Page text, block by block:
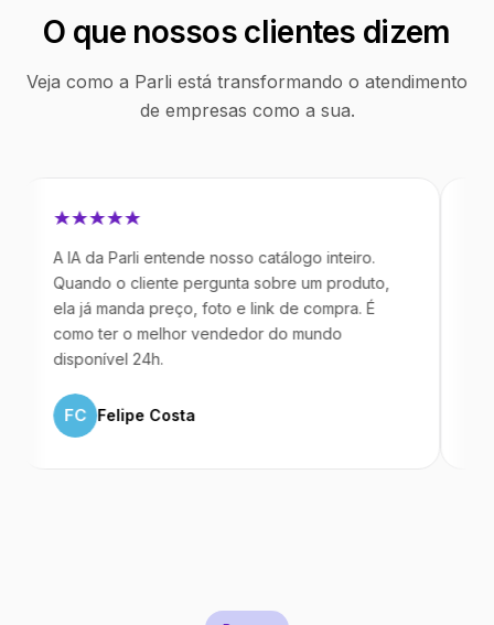
O que nossos clientes dizem
Veja como a Parli está transformando o atendimento
de empresas como a sua.
IA da Parli entende nosso catálogo inteiro.
o cliente pergunta sobre um produto,
já manda preço, foto e link de compra. É
ter o melhor vendedor do mundo
24h.
Felipe Costa